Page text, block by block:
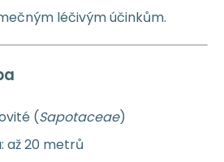
léčivým účinkům.
(Sapotaceae)
: až 20 metrů